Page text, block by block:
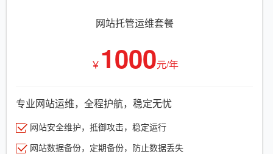
网站托管运维套餐
￥ 1000元/年
专业网站运维，全程护航，稳定无忧
网站安全维护，抵御攻击，稳定运行
网站数据备份，定期备份，防止数据丢失